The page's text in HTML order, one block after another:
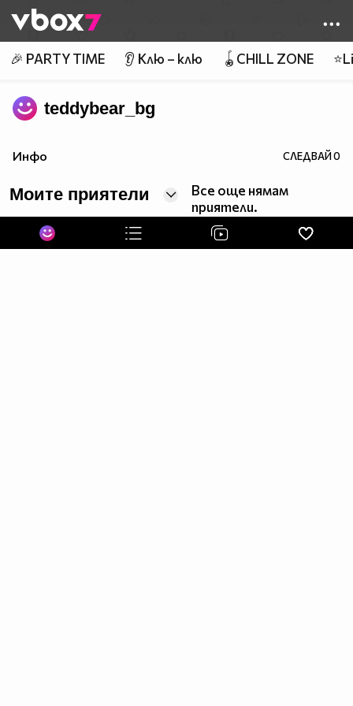
👾
🎉 PARTY TIME 👂 Клю – клю 🪀CHILL ZONE
teddybear_bg
Инфо СЛЕДВАЙ0
Моите приятели
Все още нямам
приятели.